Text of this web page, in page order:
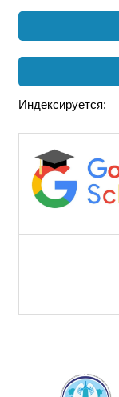
Индексируется: